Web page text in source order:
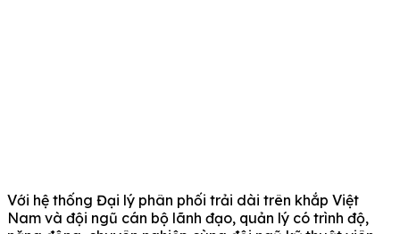
Với hệ thống Đại lý phân phối trải dài trên khắp Việt
Nam và đội ngũ cán bộ lãnh đạo, quản lý có trình độ,